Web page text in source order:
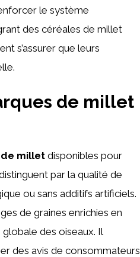
le système
des céréales de millet
s’assurer que leurs
de millet
milletdisponibles pour
par la qualité de
ou sans additifs artificiels.
de graines enrichies en
des oiseaux. Il
des avis de consommateurs